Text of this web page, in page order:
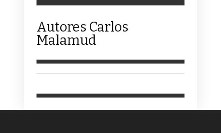
Autores Carlos
Malamud